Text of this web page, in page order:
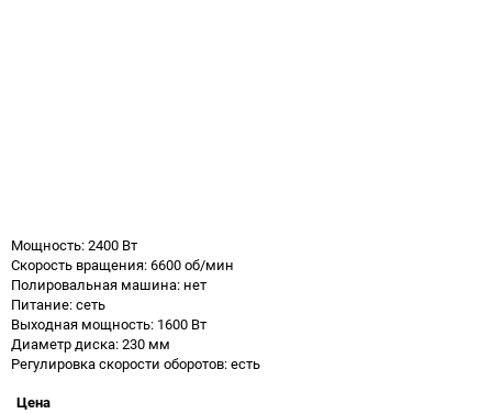
Мощность: 2400 Вт
Скорость вращения: 6600 об/мин
Полировальная машина: нет
Питание: сеть
Выходная мощность: 1600 Вт
Диаметр диска: 230 мм
Регулировка скорости оборотов: есть
Цена